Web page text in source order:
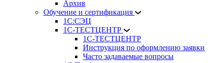
Архив
Обучение и сертификация
1С:СЭЦ
1С-ТЕСТЦЕНТР
1С-ТЕСТЦЕНТР
Инструкция по оформлению заявки
Часто задаваемые вопросы